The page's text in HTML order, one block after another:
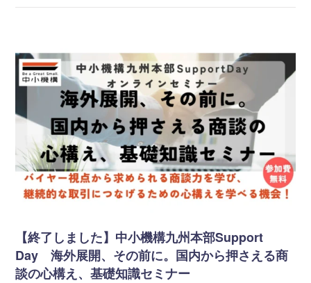
【終了しました】中小機構九州本部Support
Day 海外展開、その前に。国内から押さえる商
談の心構え、基礎知識セミナー